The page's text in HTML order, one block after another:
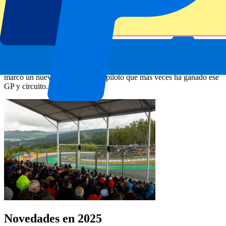
Triunfo de McLaren como mejor escudería
: McLaren hizo
historia al ganar su primer campeonato de escuderías desde 1998.
Tuvo una temporada impresionante coronada con la victoria de
Lando Norris en
como momento culminante.
marcó un nuevo récord al ser el piloto que más veces ha ganado ese
GP y circuito.
Novedades en 2025